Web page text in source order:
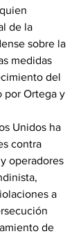
de la
sobre la
medidas
del
por Ortega y
Unidos ha
contra
operadores
a
de